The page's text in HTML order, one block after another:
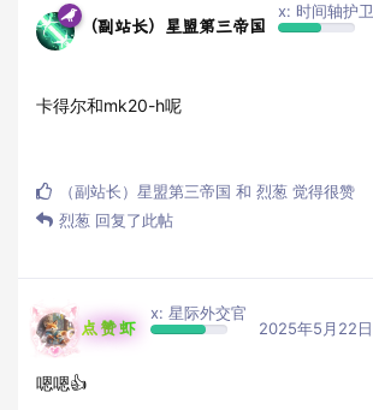
（副站长）星盟第三帝国
x: 时间轴护卫
卡得尔和mk20-h呢
（副站长）星盟第三帝国 和 烈葱 觉得很赞
烈葱 回复了此帖
点赞虾
x: 星际外交官
2025年5月22日
嗯嗯👍